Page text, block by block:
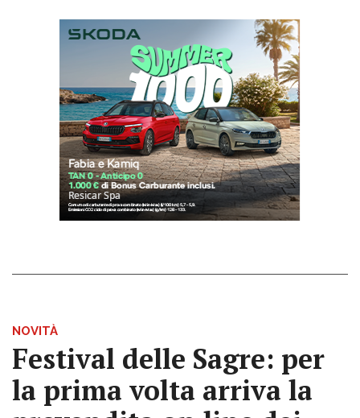
NOVITÀ
Festival delle Sagre: per
la prima volta arriva la